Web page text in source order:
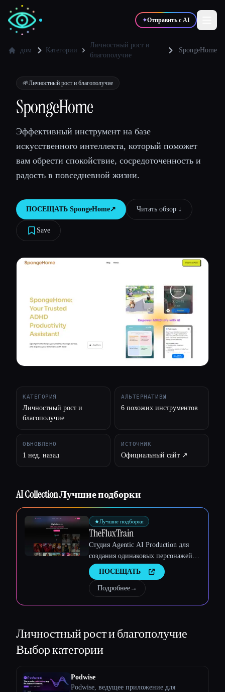
✦Отправить с AI
💻Разработчики
🎓Студенты 🎬Креаторы
Сравнить инструменты
дом Категории
Личностный рост и
благополучие
SpongeHome
🌱Личностный рост и благополучие
SpongeHome
Эффективный инструмент на базе
искусственного интеллекта, который поможет
вам обрести спокойствие, сосредоточенность и
радость в повседневной жизни.
ПОСЕЩАТЬ SpongeHome↗︎ Читать обзор ↓︎
Save
КАТЕГОРИЯ
Личностный рост и
благополучие
АЛЬТЕРНАТИВЫ
6 похожих инструментов
ОБНОВЛЕНО
1 нед. назад
ИСТОЧНИК
Официальный сайт ↗︎
AI Collection Лучшие подборки
★Лучшие подборки
TheFluxTrain
Студия Agentic AI Production для
создания одинаковых персонажей,
рабочих процессов и видео
ПОСЕЩАТЬ
Подробнее→
Личностный рост и благополучие
Выбор категории
Podwise
Podwise, ведущее приложение для